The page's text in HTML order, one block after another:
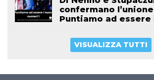
confermano
Puntiamo ad essere
VISUALIZZA TUTTI